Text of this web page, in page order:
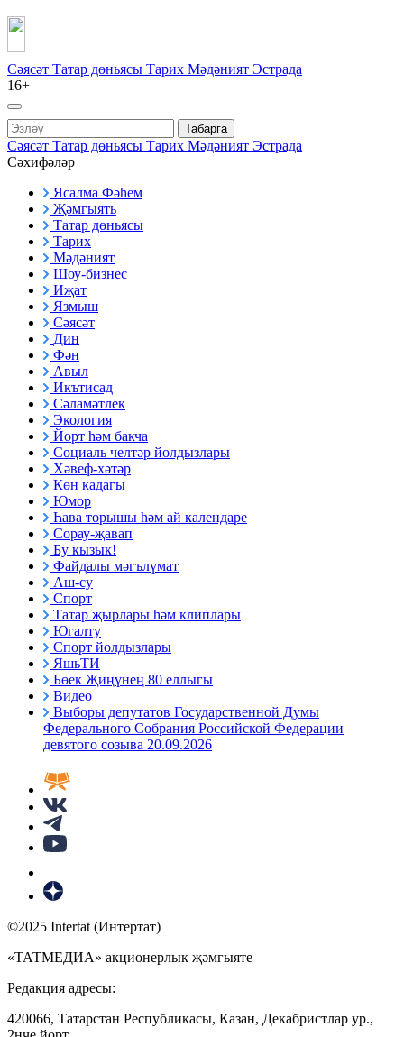
Сәясәт Татар дөньясы Тарих Мәдәният Эстрада
16+
Табарга
Сәясәт Татар дөньясы Тарих Мәдәният Эстрада
Сәхифәләр
Ясалма Фәһем
Җәмгыять
Татар дөньясы
Тарих
Мәдәният
Шоу-бизнес
Иҗат
Язмыш
Сәясәт
Дин
Фән
Авыл
Икътисад
Сәламәтлек
Экология
Йорт һәм бакча
Социаль челтәр йолдызлары
Хәвеф-хәтәр
Көн кадагы
Юмор
Һава торышы һәм ай календаре
Сорау-җавап
Бу кызык!
Файдалы мәгълүмат
Аш-су
Спорт
Татар җырлары һәм клиплары
Югалту
Спорт йолдызлары
ЯшьТИ
Бөек Җиңүнең 80 еллыгы
Видео
Выборы депутатов Государственной Думы
Федерального Собрания Российской Федерации
девятого созыва 20.09.2026
©2025 Intertat (Интертат)
«ТАТМЕДИА» акционерлык җәмгыяте
Редакция адресы:
420066, Татарстан Республикасы, Казан, Декабристлар ур.,